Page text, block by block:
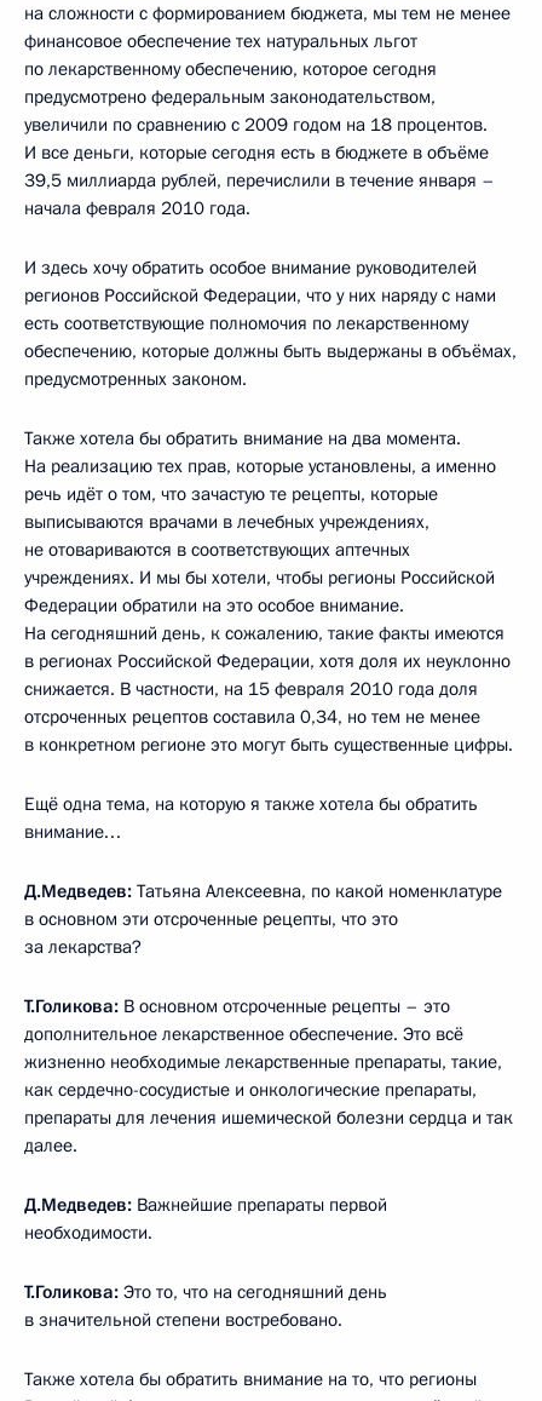
на сложности с формированием бюджета, мы тем не менее
финансовое обеспечение тех натуральных льгот
по лекарственному обеспечению, которое сегодня
предусмотрено федеральным законодательством,
увеличили по сравнению с 2009 годом на 18 процентов.
И все деньги, которые сегодня есть в бюджете в объёме
39,5 миллиарда рублей, перечислили в течение января –
начала февраля 2010 года.
И здесь хочу обратить особое внимание руководителей
регионов Российской Федерации, что у них наряду с нами
есть соответствующие полномочия по лекарственному
обеспечению, которые должны быть выдержаны в объёмах,
предусмотренных законом.
Также хотела бы обратить внимание на два момента.
На реализацию тех прав, которые установлены, а именно
речь идёт о том, что зачастую те рецепты, которые
выписываются врачами в лечебных учреждениях,
не отовариваются в соответствующих аптечных
учреждениях. И мы бы хотели, чтобы регионы Российской
Федерации обратили на это особое внимание.
На сегодняшний день, к сожалению, такие факты имеются
в регионах Российской Федерации, хотя доля их неуклонно
снижается. В частности, на 15 февраля 2010 года доля
отсроченных рецептов составила 0,34, но тем не менее
в конкретном регионе это могут быть существенные цифры.
Ещё одна тема, на которую я также хотела бы обратить
внимание…
Д.Медведев: Татьяна Алексеевна, по какой номенклатуре
в основном эти отсроченные рецепты, что это
за лекарства?
Т.Голикова: В основном отсроченные рецепты – это
дополнительное лекарственное обеспечение. Это всё
жизненно необходимые лекарственные препараты, такие,
как сердечно-сосудистые и онкологические препараты,
препараты для лечения ишемической болезни сердца и так
далее.
Д.Медведев: Важнейшие препараты первой
необходимости.
Т.Голикова: Это то, что на сегодняшний день
в значительной степени востребовано.
Также хотела бы обратить внимание на то, что регионы